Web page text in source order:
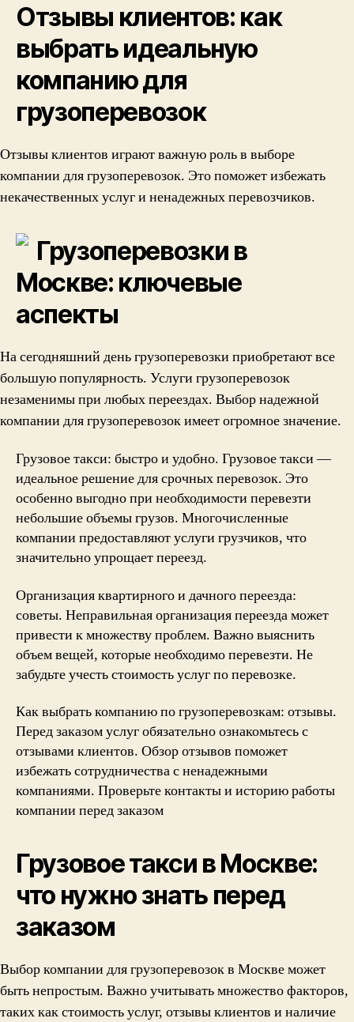
Отзывы клиентов: как
выбрать идеальную
компанию для
грузоперевозок
Отзывы клиентов играют важную роль в выборе
компании для грузоперевозок. Это поможет избежать
некачественных услуг и ненадежных перевозчиков.
Грузоперевозки в
Москве: ключевые
аспекты
На сегодняшний день грузоперевозки приобретают все
большую популярность. Услуги грузоперевозок
незаменимы при любых переездах. Выбор надежной
компании для грузоперевозок имеет огромное значение.
Грузовое такси: быстро и удобно. Грузовое такси —
идеальное решение для срочных перевозок. Это
особенно выгодно при необходимости перевезти
небольшие объемы грузов. Многочисленные
компании предоставляют услуги грузчиков, что
значительно упрощает переезд.
Организация квартирного и дачного переезда:
советы. Неправильная организация переезда может
привести к множеству проблем. Важно выяснить
объем вещей, которые необходимо перевезти. Не
забудьте учесть стоимость услуг по перевозке.
Как выбрать компанию по грузоперевозкам: отзывы.
Перед заказом услуг обязательно ознакомьтесь с
отзывами клиентов. Обзор отзывов поможет
избежать сотрудничества с ненадежными
компаниями. Проверьте контакты и историю работы
компании перед заказом
Грузовое такси в Москве:
что нужно знать перед
заказом
Выбор компании для грузоперевозок в Москве может
быть непростым. Важно учитывать множество факторов,
таких как стоимость услуг, отзывы клиентов и наличие